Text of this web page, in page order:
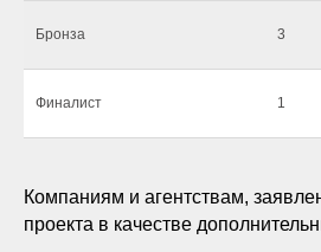
Бронза 3
Финалист 1
Компаниям и агентствам,
проекта в качестве